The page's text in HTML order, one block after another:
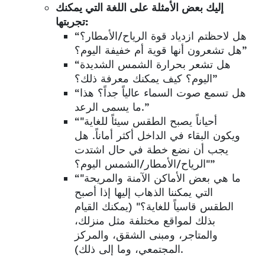
إليك بعض الأمثلة على اللغة التي يمكنك
تجربتها:
“هل لاحظتم ازدياد قوة الرياح/الأمطار؟
هل تشعرون أنها قوية أم خفيفة اليوم؟”
“هل تشعر بحرارة الشمس الشديدة
اليوم؟ كيف يمكنك معرفة ذلك؟”
“هل تسمع صوت السماء عالياً جداً؟ هذا
ما يسمى الرعد.”
“"أحياناً يصبح الطقس سيئاً للغاية
ويكون البقاء في الداخل أكثر أماناً. هل
يجب أن نضع خطة في حال اشتدت
الرياح/الأمطار/الشمس اليوم؟"”
“"ما هي بعض الأماكن الآمنة والمريحة
التي يمكننا الذهاب إليها إذا أصبح
الطقس قاسياً للغاية؟" (يمكنك القيام
بذلك لمواقع مختلفة مثل منزلك،
والمتاجر، ومبنى الشقق، والمركز
المجتمعي، وما إلى ذلك).